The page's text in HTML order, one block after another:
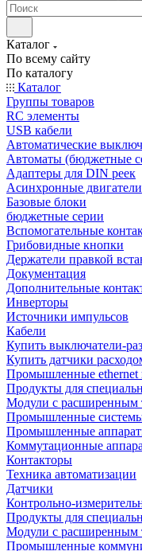
Каталог
По всему сайту
По каталогу
Каталог
Группы товаров
RC элементы
USB кабели
Автоматические
Автоматы (бюджетные
Адаптеры для DIN реек
Асинхронные двигатели
Базовые блоки
бюджетные серии
Вспомогательные
Грибовидные кнопки
Держатели правкой
Документация
Дополнительные
Инверторы
Источники импульсов
Кабели
Купить выключатели-
Купить датчики
Промышленные ethernet
Продукты для
Модули с расширенным
Промышленные
Промышленные
Коммутационные
Контакторы
Техника автоматизации
Датчики
Контрольно-
Продукты для
Модули с расширенным
Промышленные